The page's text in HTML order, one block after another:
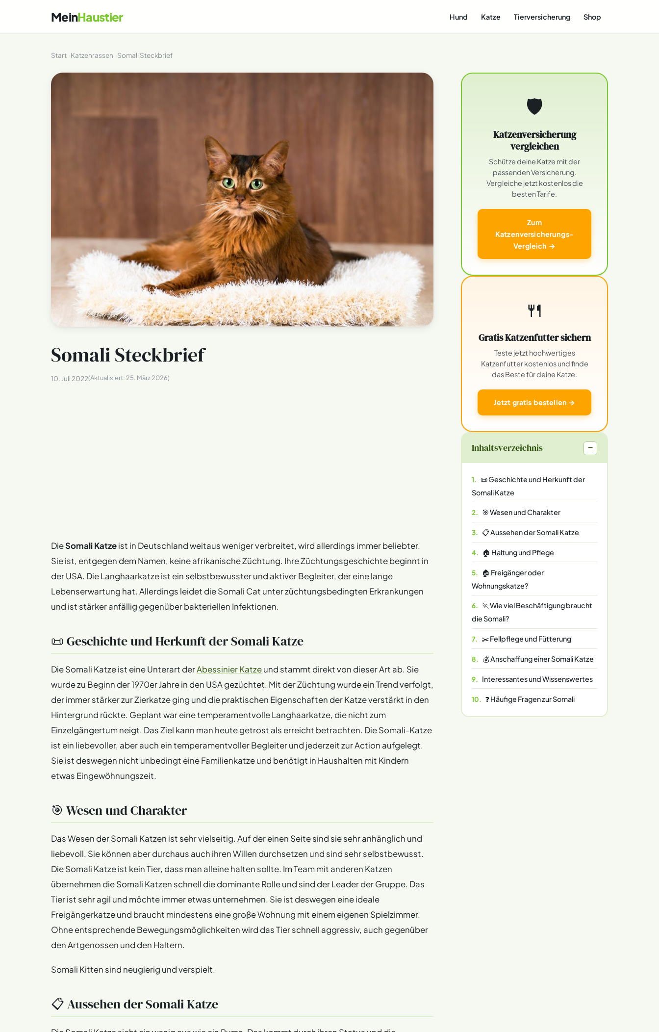
MeinHaustier Hund Katze Tierversicherung Shop
Start Katzenrassen Somali Steckbrief
Somali Steckbrief
10. Juli 2022(Aktualisiert: 25. März 2026)
DieSomali Katzeist in Deutschland weitaus weniger verbreitet, wird allerdings immer beliebter.
Sie ist, entgegen dem Namen, keine afrikanische Züchtung. Ihre Züchtungsgeschichte beginnt in
der USA. Die Langhaarkatze ist ein selbstbewusster und aktiver Begleiter, der eine lange
Lebenserwartung hat. Allerdings leidet die Somali Cat unter züchtungsbedingten Erkrankungen
und ist stärker anfällig gegenüber bakteriellen Infektionen.
📜 Geschichte und Herkunft der Somali Katze
Die Somali Katze ist eine Unterart derAbessinier Katzeund stammt direkt von dieser Art ab. Sie
wurde zu Beginn der 1970er Jahre in den USA gezüchtet. Mit der Züchtung wurde ein Trend verfolgt,
der immer stärker zur Zierkatze ging und die praktischen Eigenschaften der Katze verstärkt in den
Hintergrund rückte. Geplant war eine temperamentvolle Langhaarkatze, die nicht zum
Einzelgängertum neigt. Das Ziel kann man heute getrost als erreicht betrachten. Die Somali-Katze
ist ein liebevoller, aber auch ein temperamentvoller Begleiter und jederzeit zur Action aufgelegt.
Sie ist deswegen nicht unbedingt eine Familienkatze und benötigt in Haushalten mit Kindern
etwas Eingewöhnungszeit.
🎯 Wesen und Charakter
Das Wesen der Somali Katzen ist sehr vielseitig. Auf der einen Seite sind sie sehr anhänglich und
liebevoll. Sie können aber durchaus auch ihren Willen durchsetzen und sind sehr selbstbewusst.
Die Somali Katze ist kein Tier, dass man alleine halten sollte. Im Team mit anderen Katzen
übernehmen die Somali Katzen schnell die dominante Rolle und sind der Leader der Gruppe. Das
Tier ist sehr agil und möchte immer etwas unternehmen. Sie ist deswegen eine ideale
Freigängerkatze und braucht mindestens eine große Wohnung mit einem eigenen Spielzimmer.
Ohne entsprechende Bewegungsmöglichkeiten wird das Tier schnell aggressiv, auch gegenüber
den Artgenossen und den Haltern.
Somali Kitten sind neugierig und verspielt.
📋 Aussehen der Somali Katze
🛡
Katzenversicherung
vergleichen
Schütze deine Katze mit der
passenden Versicherung.
Vergleiche jetzt kostenlos die
besten Tarife.
Zum
Katzenversicherungs-
Vergleich →
🍴
Gratis Katzenfutter sichern
Teste jetzt hochwertiges
Katzenfutter kostenlos und finde
das Beste für deine Katze.
Jetzt gratis bestellen →
Inhaltsverzeichnis −
📜 Geschichte und Herkunft der
Somali Katze
🎯 Wesen und Charakter
📋 Aussehen der Somali Katze
🏠 Haltung und Pflege
🏠 Freigänger oder
Wohnungskatze?
🏃 Wie viel Beschäftigung braucht
die Somali?
✂️ Fellpflege und Fütterung
💰 Anschaffung einer Somali Katze
Interessantes und Wissenswertes
❓ Häufige Fragen zur Somali